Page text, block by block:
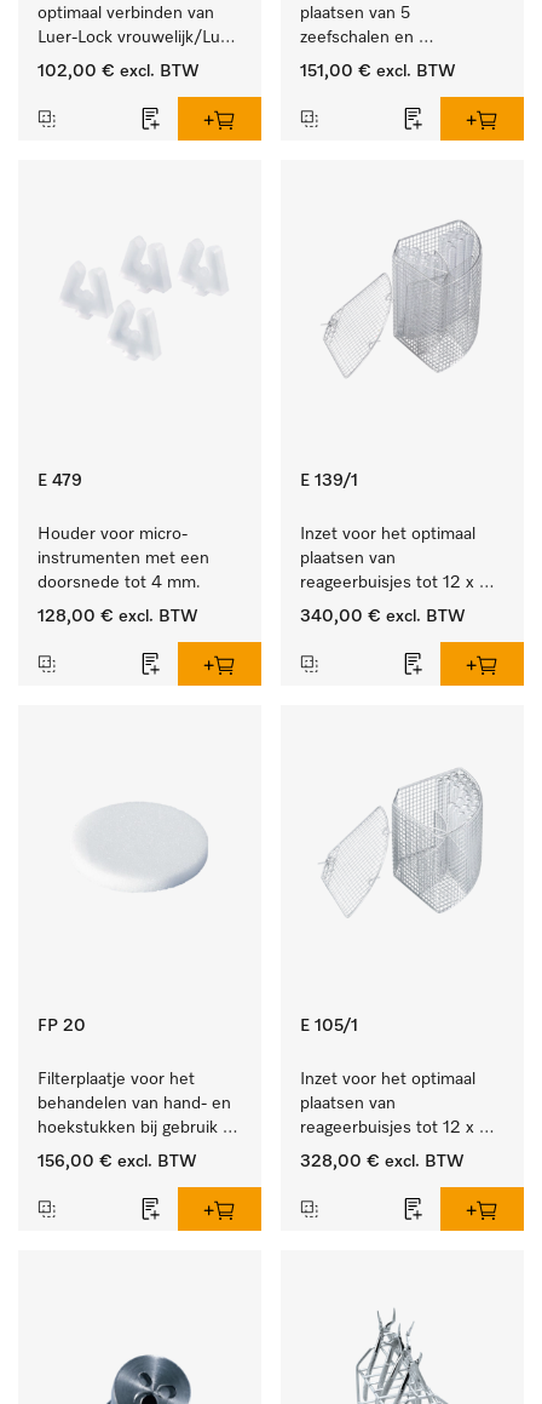
optimaal verbinden van
Luer-Lock vrouwelijk/Luer-
Lock mannelijk.
102,00 € excl. BTW
plaatsen van 5
zeefschalen en
nierbekkens.
151,00 € excl. BTW
E 479
Houder voor micro-
instrumenten met een
doorsnede tot 4 mm.
128,00 € excl. BTW
E 139/1
Inzet voor het optimaal
plaatsen van
reageerbuisjes tot 12 x
200 mm.
340,00 € excl. BTW
FP 20
Filterplaatje voor het
behandelen van hand- en
hoekstukken bij gebruik
van AUF 1/AUF 2.
156,00 € excl. BTW
E 105/1
Inzet voor het optimaal
plaatsen van
reageerbuisjes tot 12 x
165 mm.
328,00 € excl. BTW